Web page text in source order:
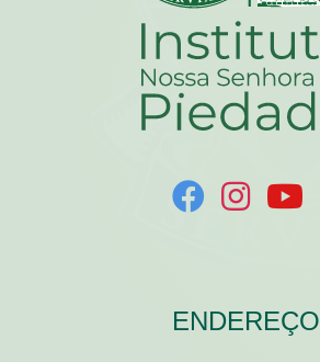
ENDEREÇO